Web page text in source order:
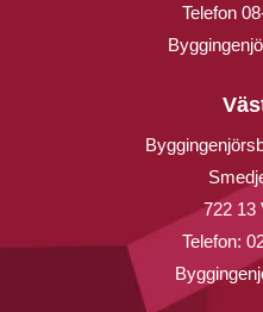
Telefon
722 13
Telefon: